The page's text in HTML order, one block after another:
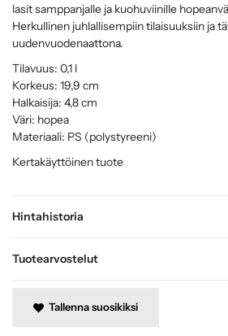
Hintahistoria
Tuotearvostelut
lasit samppanjalle ja kuohuviinille
Herkullinen juhlallisempiin tilaisuuksiin ja
uudenvuodenaattona.
Tilavuus: 0,1 l
Korkeus: 19,9 cm
Halkaisija: 4,8 cm
Väri: hopea
Materiaali: PS (polystyreeni)
Kertakäyttöinen tuote
Tallenna suosikiksi